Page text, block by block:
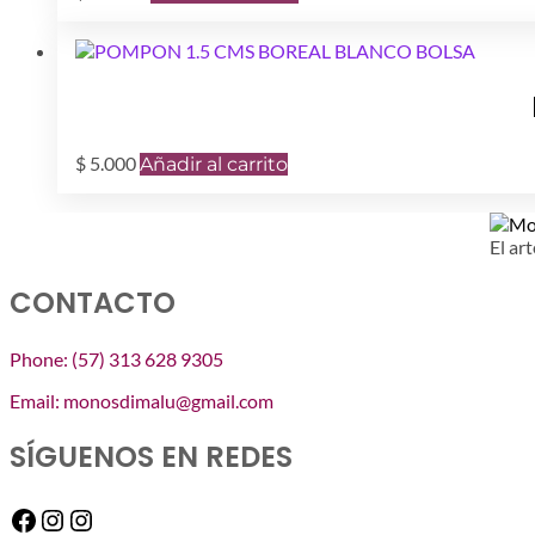
$ 5.000Añadir al carrito
El
CONTACTO
Phone: (57) 313 628 9305
Email: monosdimalu@gmail.com
SÍGUENOS EN REDES
Facebook
Instagram
Instagram